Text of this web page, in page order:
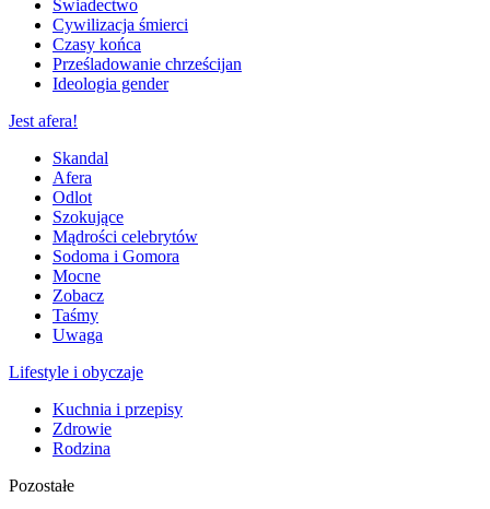
Świadectwo
Cywilizacja śmierci
Czasy końca
Prześladowanie chrześcijan
Ideologia gender
Jest afera!
Skandal
Afera
Odlot
Szokujące
Mądrości celebrytów
Sodoma i Gomora
Mocne
Zobacz
Taśmy
Uwaga
Lifestyle i obyczaje
Kuchnia i przepisy
Zdrowie
Rodzina
Pozostałe